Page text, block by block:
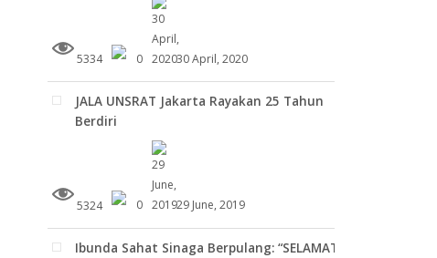
5334 0 30 April, 2020
JALA UNSRAT Jakarta Rayakan 25 Tahun
Berdiri
5324 0 29 June, 2019
Ibunda Sahat Sinaga Berpulang: “SELAMAT